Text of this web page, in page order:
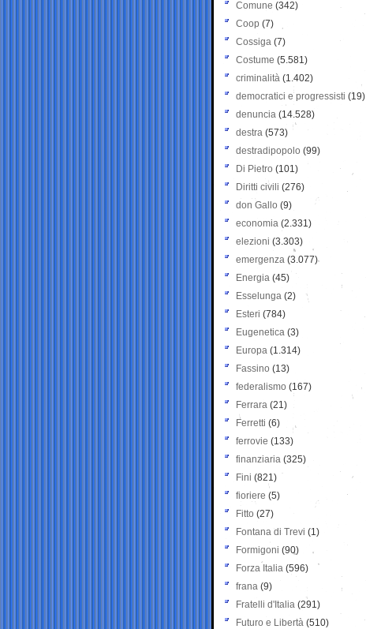
Comune (342)
Coop (7)
Cossiga (7)
Costume (5.581)
criminalità (1.402)
democratici e progressisti (19)
denuncia (14.528)
destra (573)
destradipopolo (99)
Di Pietro (101)
Diritti civili (276)
don Gallo (9)
economia (2.331)
elezioni (3.303)
emergenza (3.077)
Energia (45)
Esselunga (2)
Esteri (784)
Eugenetica (3)
Europa (1.314)
Fassino (13)
federalismo (167)
Ferrara (21)
Ferretti (6)
ferrovie (133)
finanziaria (325)
Fini (821)
fioriere (5)
Fitto (27)
Fontana di Trevi (1)
Formigoni (90)
Forza Italia (596)
frana (9)
Fratelli d'Italia (291)
Futuro e Libertà (510)